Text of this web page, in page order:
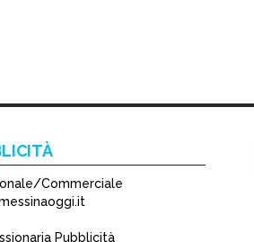
Commerciale
Pubblicità